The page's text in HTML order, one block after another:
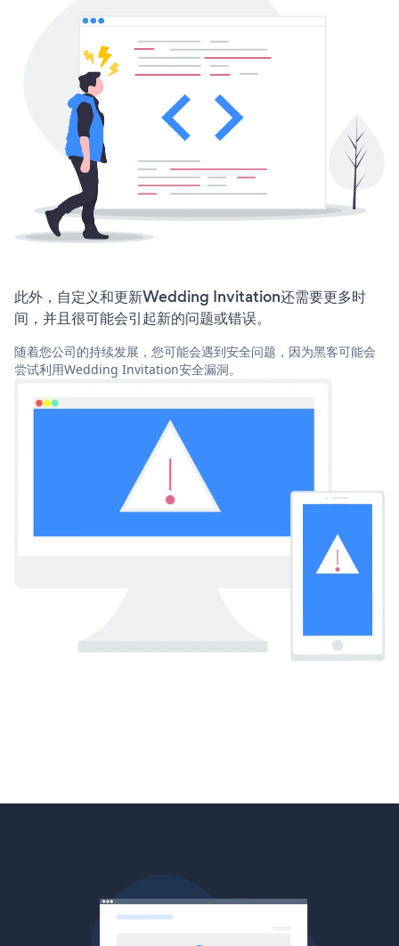
此外，自定义和更新Wedding Invitation还需要更多时
间，并且很可能会引起新的问题或错误。
随着您公司的持续发展，您可能会遇到安全问题，因为黑客可能会
尝试利用Wedding Invitation安全漏洞。